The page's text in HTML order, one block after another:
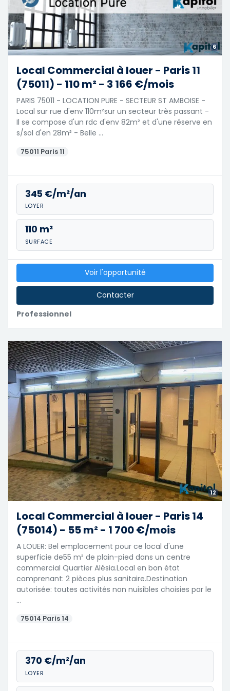
6
Local Commercial à louer - Paris 11
(75011) - 110 m² - 3 166 €/mois
PARIS 75011 - LOCATION PURE - SECTEUR ST AMBOISE -
Local sur rue d'env 110m²sur un secteur très passant -
Il se compose d'un rdc d'env 82m² et d'une réserve en
s/sol d'en 28m² - Belle …
75011 Paris 11
345 €/m²/an
LOYER
110 m²
SURFACE
Professionnel
Voir l'opportunité
Contacter
12
Local Commercial à louer - Paris 14
(75014) - 55 m² - 1 700 €/mois
A LOUER: Bel emplacement pour ce local d'une
superficie de55 m² de plain-pied dans un centre
commercial Quartier Alésia.Local en bon état
comprenant: 2 pièces plus sanitaire.Destination
autorisée: toutes activités non nuisibles choisies par le
…
75014 Paris 14
370 €/m²/an
LOYER